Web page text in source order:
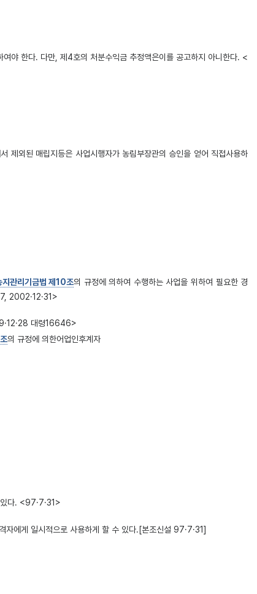
야 한다. 다만, 제4호의 처분수익금 추정액은이를 공고하지 아니한다. <
제외된 매립지등은 사업시행자가 농림부장관의 승인을 얻어 직접사용하
지관리기금법 제10조의 규정에 의하여 수행하는 사업을 위하여 필요한 경
2002·12·31>
대령16646>
의 규정에 의한어업인후계자
다. <97·7·31>
자에게 일시적으로 사용하게 할 수 있다.[본조신설 97·7·31]